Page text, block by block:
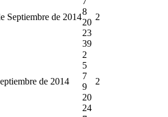
Septiembre de 2014
8
20
23
39
2
de 2014
2
5
7
9
20
24
2